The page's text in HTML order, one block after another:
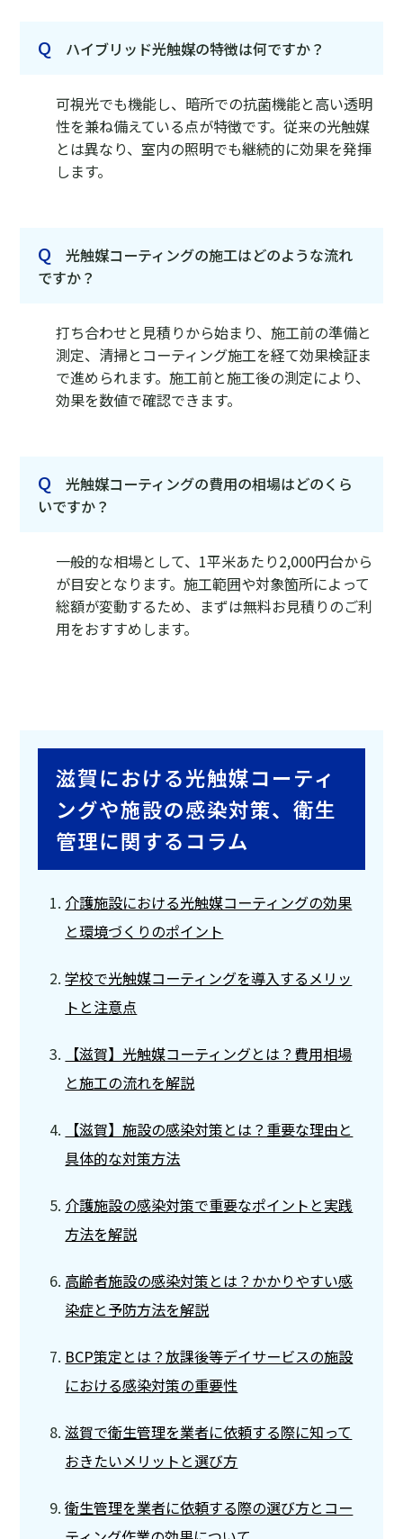
Q ハイブリッド光触媒の特徴は何ですか？
可視光でも機能し、暗所での抗菌機能と高い透明
性を兼ね備えている点が特徴です。従来の光触媒
とは異なり、室内の照明でも継続的に効果を発揮
します。
Q 光触媒コーティングの施工はどのような流れ
ですか？
打ち合わせと見積りから始まり、施工前の準備と
測定、清掃とコーティング施工を経て効果検証ま
で進められます。施工前と施工後の測定により、
効果を数値で確認できます。
Q 光触媒コーティングの費用の相場はどのくら
いですか？
一般的な相場として、1平米あたり2,000円台から
が目安となります。施工範囲や対象箇所によって
総額が変動するため、まずは無料お見積りのご利
用をおすすめします。
滋賀における光触媒コーティ
ングや施設の感染対策、衛生
管理に関するコラム
介護施設における光触媒コーティングの効果
と環境づくりのポイント
学校で光触媒コーティングを導入するメリッ
トと注意点
【滋賀】光触媒コーティングとは？費用相場
と施工の流れを解説
【滋賀】施設の感染対策とは？重要な理由と
具体的な対策方法
介護施設の感染対策で重要なポイントと実践
方法を解説
高齢者施設の感染対策とは？かかりやすい感
染症と予防方法を解説
BCP策定とは？放課後等デイサービスの施設
における感染対策の重要性
滋賀で衛生管理を業者に依頼する際に知って
おきたいメリットと選び方
衛生管理を業者に依頼する際の選び方とコー